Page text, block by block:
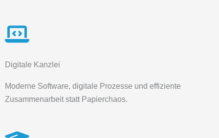
Digitale Kanzlei
Moderne Software, digitale Prozesse und effiziente
Zusammenarbeit statt Papierchaos.